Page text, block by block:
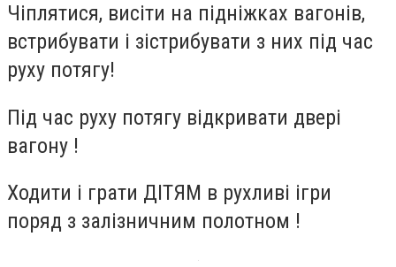
Чіплятися, висіти на підніжках вагонів,
встрибувати і зістрибувати з них під час
руху потягу!
Під час руху потягу відкривати двері
вагону !
Ходити і грати ДІТЯМ в рухливі ігри
поряд з залізничним полотном !